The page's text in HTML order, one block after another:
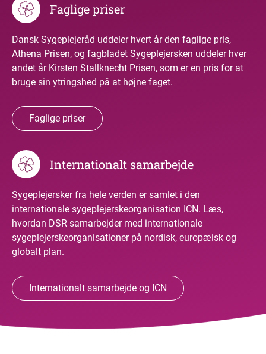
Faglige priser
Dansk Sygeplejeråd uddeler hvert år den faglige pris,
Athena Prisen, og fagbladet Sygeplejersken uddeler hver
andet år Kirsten Stallknecht Prisen, som er en pris for at
bruge sin ytringshed på at højne faget.
Faglige priser
Internationalt samarbejde
Sygeplejersker fra hele verden er samlet i den
internationale sygeplejerskeorganisation ICN. Læs,
hvordan DSR samarbejder med internationale
sygeplejerskeorganisationer på nordisk, europæisk og
globalt plan.
Internationalt samarbejde og ICN